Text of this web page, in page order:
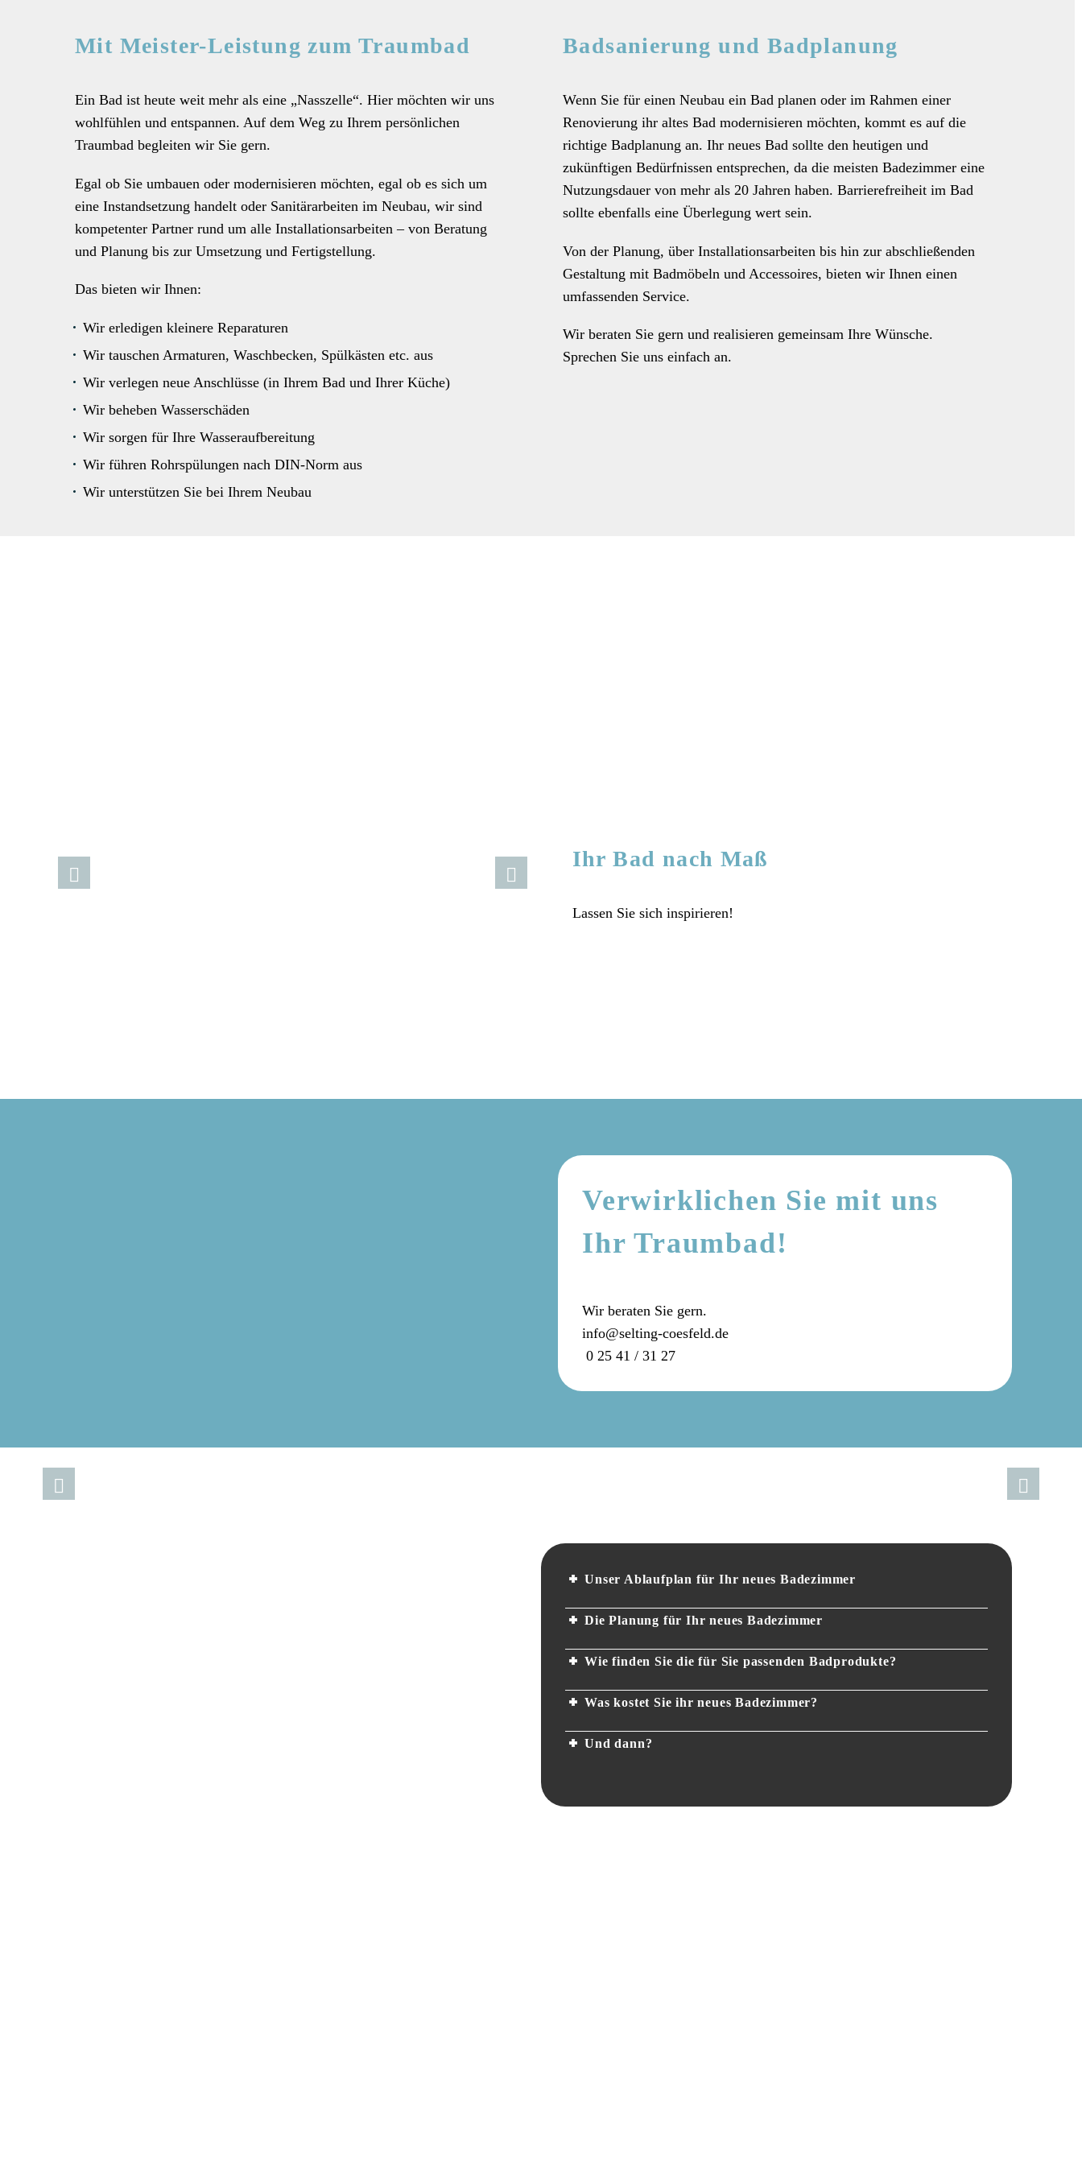
Mit Meister-Leistung zum Traumbad
Ein Bad ist heute weit mehr als eine „Nasszelle“. Hier möchten wir uns
wohlfühlen und entspannen. Auf dem Weg zu Ihrem persönlichen
Traumbad begleiten wir Sie gern.
Egal ob Sie umbauen oder modernisieren möchten, egal ob es sich um
eine Instandsetzung handelt oder Sanitärarbeiten im Neubau, wir sind
kompetenter Partner rund um alle Installationsarbeiten – von Beratung
und Planung bis zur Umsetzung und Fertigstellung.
Das bieten wir Ihnen:
Wir erledigen kleinere Reparaturen
Wir tauschen Armaturen, Waschbecken, Spülkästen etc. aus
Wir verlegen neue Anschlüsse (in Ihrem Bad und Ihrer Küche)
Wir beheben Wasserschäden
Wir sorgen für Ihre Wasseraufbereitung
Wir führen Rohrspülungen nach DIN-Norm aus
Wir unterstützen Sie bei Ihrem Neubau
Badsanierung und Badplanung
Wenn Sie für einen Neubau ein Bad planen oder im Rahmen einer
Renovierung ihr altes Bad modernisieren möchten, kommt es auf die
richtige Badplanung an. Ihr neues Bad sollte den heutigen und
zukünftigen Bedürfnissen entsprechen, da die meisten Badezimmer eine
Nutzungsdauer von mehr als 20 Jahren haben. Barrierefreiheit im Bad
sollte ebenfalls eine Überlegung wert sein.
Von der Planung, über Installationsarbeiten bis hin zur abschließenden
Gestaltung mit Badmöbeln und Accessoires, bieten wir Ihnen einen
umfassenden Service.
Wir beraten Sie gern und realisieren gemeinsam Ihre Wünsche.
Sprechen Sie uns einfach an.
Ihr Bad nach Maß
Lassen Sie sich inspirieren!
Verwirklichen Sie mit uns
Ihr Traumbad!
Wir beraten Sie gern.
info@selting-coesfeld.de
0 25 41 / 31 27
Unser Ablaufplan für Ihr neues Badezimmer
Die Planung für Ihr neues Badezimmer
Wie finden Sie die für Sie passenden Badprodukte?
Was kostet Sie ihr neues Badezimmer?
Und dann?